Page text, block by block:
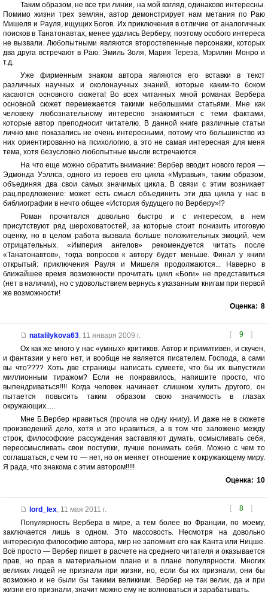
Таким образом, не все три линии, на мой взгляд, одинаково интересны.
Помимо жизни трех землян, автор демонстрирует нам метания по Раю
Мишеля и Рауля, ищущих Богов. Их приключения в отличие от аналогичных
поисков в Танатонавтах, менее удались Верберу, поэтому особого интереса
не вызвали. Любопытными являются второстепенные персонажи, которых
два друга встречают в Раю: Эмиль Золя, Мария Тереза, Мэрилин Монро и
т.д.
Уже фирменным знаком автора являются его вставки в текст
различных научных и околонаучных знаний, которые каким-то боком
касаются основного сюжета! Во всех читанных мной романах Вербера
основной сюжет перемежается такими небольшими статьями. Мне как
человеку любознательному интересно знакомиться с теми фактами,
которые автор преподносит читателю. В данной книге различные статьи
лично мне показались не очень интересными, потому что большинство из
них ориентированно на психологию, а это не самая интересная для меня
тема, хотя безусловно любопытные мысли встречаются.
На что еще можно обратить внимание: Вербер вводит нового героя —
Эдмонда Уэллса, одного из героев его цикла «Муравьи», таким образом,
объединяя два свои самых значимых цикла. В связи с этим возникает
рац.предложение: может есть смысл объединить эти два цикла у нас в
библиографии в нечто общее «История будущего по Верберу»!?
Роман прочитался довольно быстро и с интересом, в нем
присутствуют ряд шероховатостей, за которые стоит понизить итоговую
оценку, но в целом работа вызвала больше положительных эмоций, чем
отрицательных. «Империя ангелов» рекомендуется читать после
«Танатонавтов», тогда вопросов к автору будет меньше. Финал у книги
открытый: приключения Рауля и Мишеля продолжаются... Наверно в
ближайшее время возможности прочитать цикл «Боги» не представиться
(нет в наличии), но с удовольствием вернусь к указанным книгам при первой
же возможности!
Оценка: 8
[ 9 ]
natalilykova63, 11 января 2009 г.
Ох как же много у нас «умных» критиков. Автор и примитивен, и скучен,
и фантазии у него нет, и вообще не является писателем. Господа, а сами
вы что???? Хоть две страницы написать сумеете, что бы их выпустили
миллионным тиражом? Если не понравилось, напишите просто, что
выпендриваться!!!! Когда человек начинает слишком хулить другого, он
пытается повысить таким образом свою значимость в глазах
окружающих.....
Мне Б.Вербер нравиться (прочла не одну книгу). И даже не в сюжете
произведений дело, хотя и это нравиться, а в том что заложено между
строк, философские рассуждения заставляют думать, осмысливать себя,
переосмысливать свои поступки, лучше понимать себя. Можно с чем то
соглашаться, с чем то — нет, но он меняет отношение к окружающему миру.
Я рада, что знакома с этим автором!!!!!
Оценка: 10
[ 8 ]
lord_lex, 11 мая 2011 г.
Популярность Вербера в мире, а тем более во Франции, по моему,
заключается лишь в одном. Это массовость. Несмотря на довольно
интересную философию автора, мир не запомнит его как Канта или Ницше.
Всё просто — Вербер пишет в расчете на среднего читателя и оказывается
прав, но прав в материальном плане и в плане популярности. Многих
великих людей не признали при жизни, но, если бы их признали, они бы
возможно и не были бы такими великими. Вербер не так велик, да и при
жизни его признали, значит можно ему не волноваться и зарабатывать.